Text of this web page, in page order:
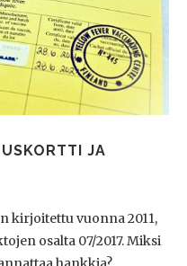
JA
kirjoitettu vuonna 2011,
osalta 07/2017. Miksi